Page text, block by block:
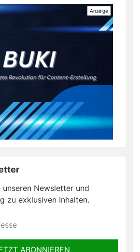
unseren Newsletter und
zu exklusiven Inhalten.
ABONNIEREN